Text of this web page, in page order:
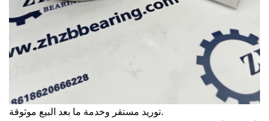
توريد مستقر وخدمة ما بعد البيع موثوقة.